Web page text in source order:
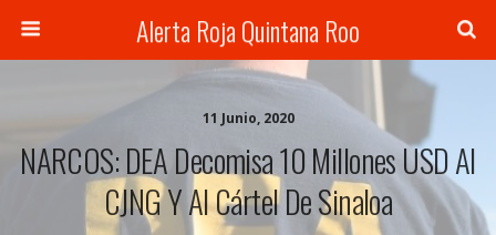
Alerta Roja Quintana Roo
11 Junio, 2020
NARCOS: DEA Decomisa 10 Millones USD Al
CJNG Y Al Cártel De Sinaloa